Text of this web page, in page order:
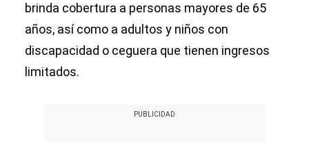
brinda cobertura a personas mayores de 65
años, así como a adultos y niños con
discapacidad o ceguera que tienen ingresos
limitados.